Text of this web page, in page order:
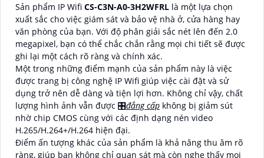
Sản phẩm IP Wifi CS-C3N-A0-3H2WFRL là một lựa chọn
xuất sắc cho việc giám sát và bảo vệ nhà ở, cửa hàng hay
văn phòng của bạn. Với độ phân giải sắc nét lên đến 2.0
megapixel, bạn có thể chắc chắn rằng mọi chi tiết sẽ được
ghi lại một cách rõ ràng và chính xác.
Một trong những điểm mạnh của sản phẩm này là việc
được trang bị công nghệ IP Wifi giúp việc cài đặt và sử
dụng trở nên dễ dàng và tiện lợi hơn. Không chỉ vậy, chất
lượng hình ảnh vẫn được 🎛đẳng cấp không bị giảm sút
nhờ chip CMOS cùng với các định dạng nén video
H.265/H.264+/H.264 hiện đại.
Điểm ấn tượng khác của sản phẩm là khả năng thu âm rõ
ràng, giúp bạn không chỉ quan sát mà còn nghe thấy mọi